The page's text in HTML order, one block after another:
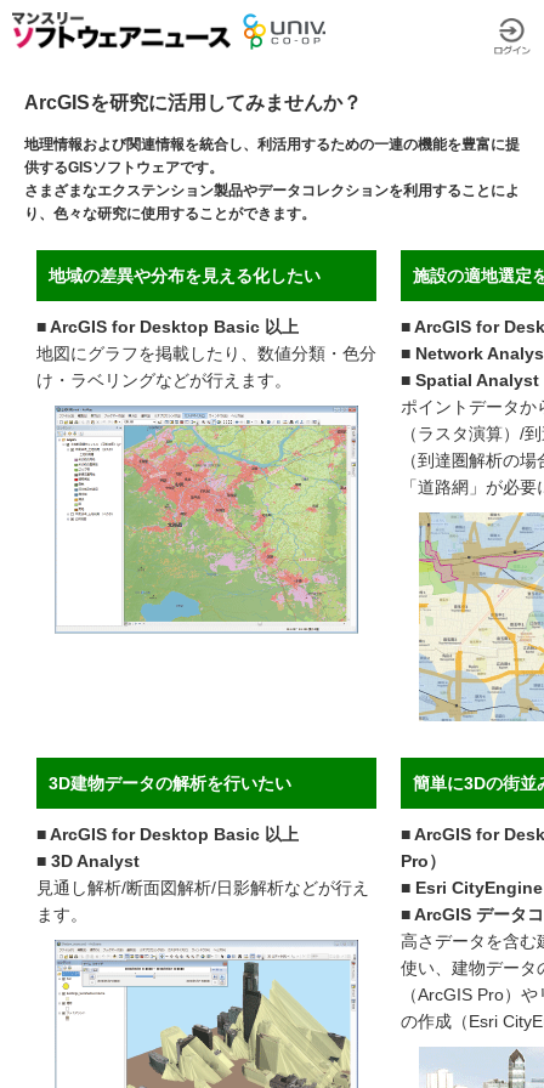
ArcGISを研究に活用してみませんか？
地理情報および関連情報を統合し、利活用するための一連の機能を豊富に提
供するGISソフトウェアです。
さまざまなエクステンション製品やデータコレクションを利用することによ
り、色々な研究に使用することができます。
地域の差異や分布を見える化したい
■ ArcGIS for Desktop Basic 以上
地図にグラフを掲載したり、数値分類・色分
け・ラベリングなどが行えます。
施設の適地選定
■ ArcGIS for
■ Network
■ Spatial Analyst
ポイントデータか
（ラスタ演算）/
（到達圏解析の
「道路網」が必
3D建物データの解析を行いたい
■ ArcGIS for Desktop Basic 以上
■ 3D Analyst
見通し解析/断面図解析/日影解析などが行え
ます。
簡単に3Dの街並
■ ArcGIS for
Pro）
■ Esri CityEngine
■ ArcGIS データ
高さデータを含む
使い、建物データ
（ArcGIS Pro）
の作成（Esri